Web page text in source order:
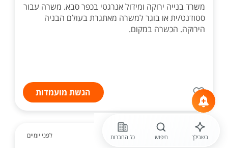
משרד בנייה ירוקה ומידול אנרגטי בכפר סבא. משרה עבור
סטודנט/ית או בוגר למשרה מאתגרת בעולם הבניה
הירוקה. הכשרה במקום.
הגשת מועמדות
לפני יומיים בשבילך חיפוש כל החברות